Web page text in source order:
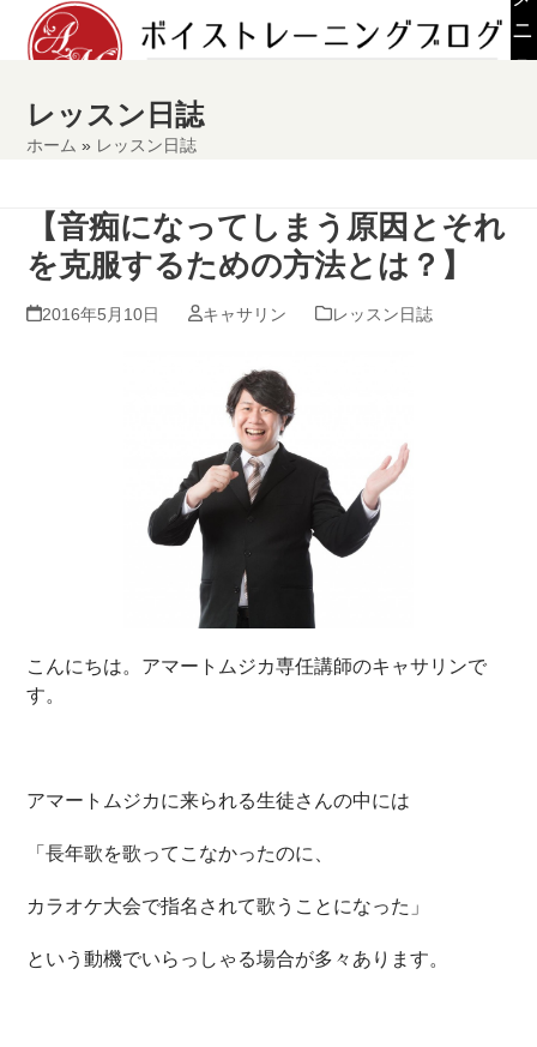
ニ
ュ
レッスン日誌
ホーム » レッスン日誌
【音痴になってしまう原因とそれ
を克服するための方法とは？】
2016年5月10日 キャサリン レッスン日誌
こんにちは。アマートムジカ専任講師のキャサリンで
す。
アマートムジカに来られる生徒さんの中には
「長年歌を歌ってこなかったのに、
カラオケ大会で指名されて歌うことになった」
という動機でいらっしゃる場合が多々あります。